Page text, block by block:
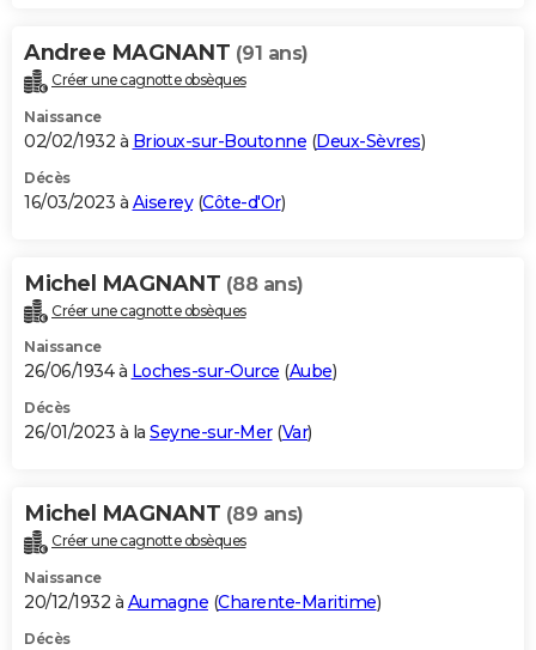
Andree MAGNANT (91 ans)
Créer une cagnotte obsèques
Naissance
02/02/1932 à Brioux-sur-Boutonne (Deux-Sèvres)
Décès
16/03/2023 à Aiserey(Côte-d'Or)
Michel MAGNANT (88 ans)
Créer une cagnotte obsèques
Naissance
26/06/1934 à Loches-sur-Ource (Aube)
Décès
26/01/2023 à la Seyne-sur-Mer(Var)
Michel MAGNANT (89 ans)
Créer une cagnotte obsèques
Naissance
20/12/1932 à Aumagne (Charente-Maritime)
Décès